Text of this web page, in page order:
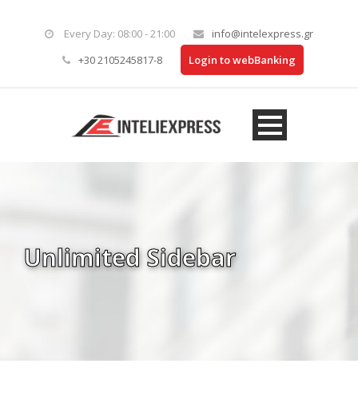
Every Day: 08:00 - 21:00
info@intelexpress.gr
+30 2105245817-8
Login to webBanking
Unlimited Sidebar